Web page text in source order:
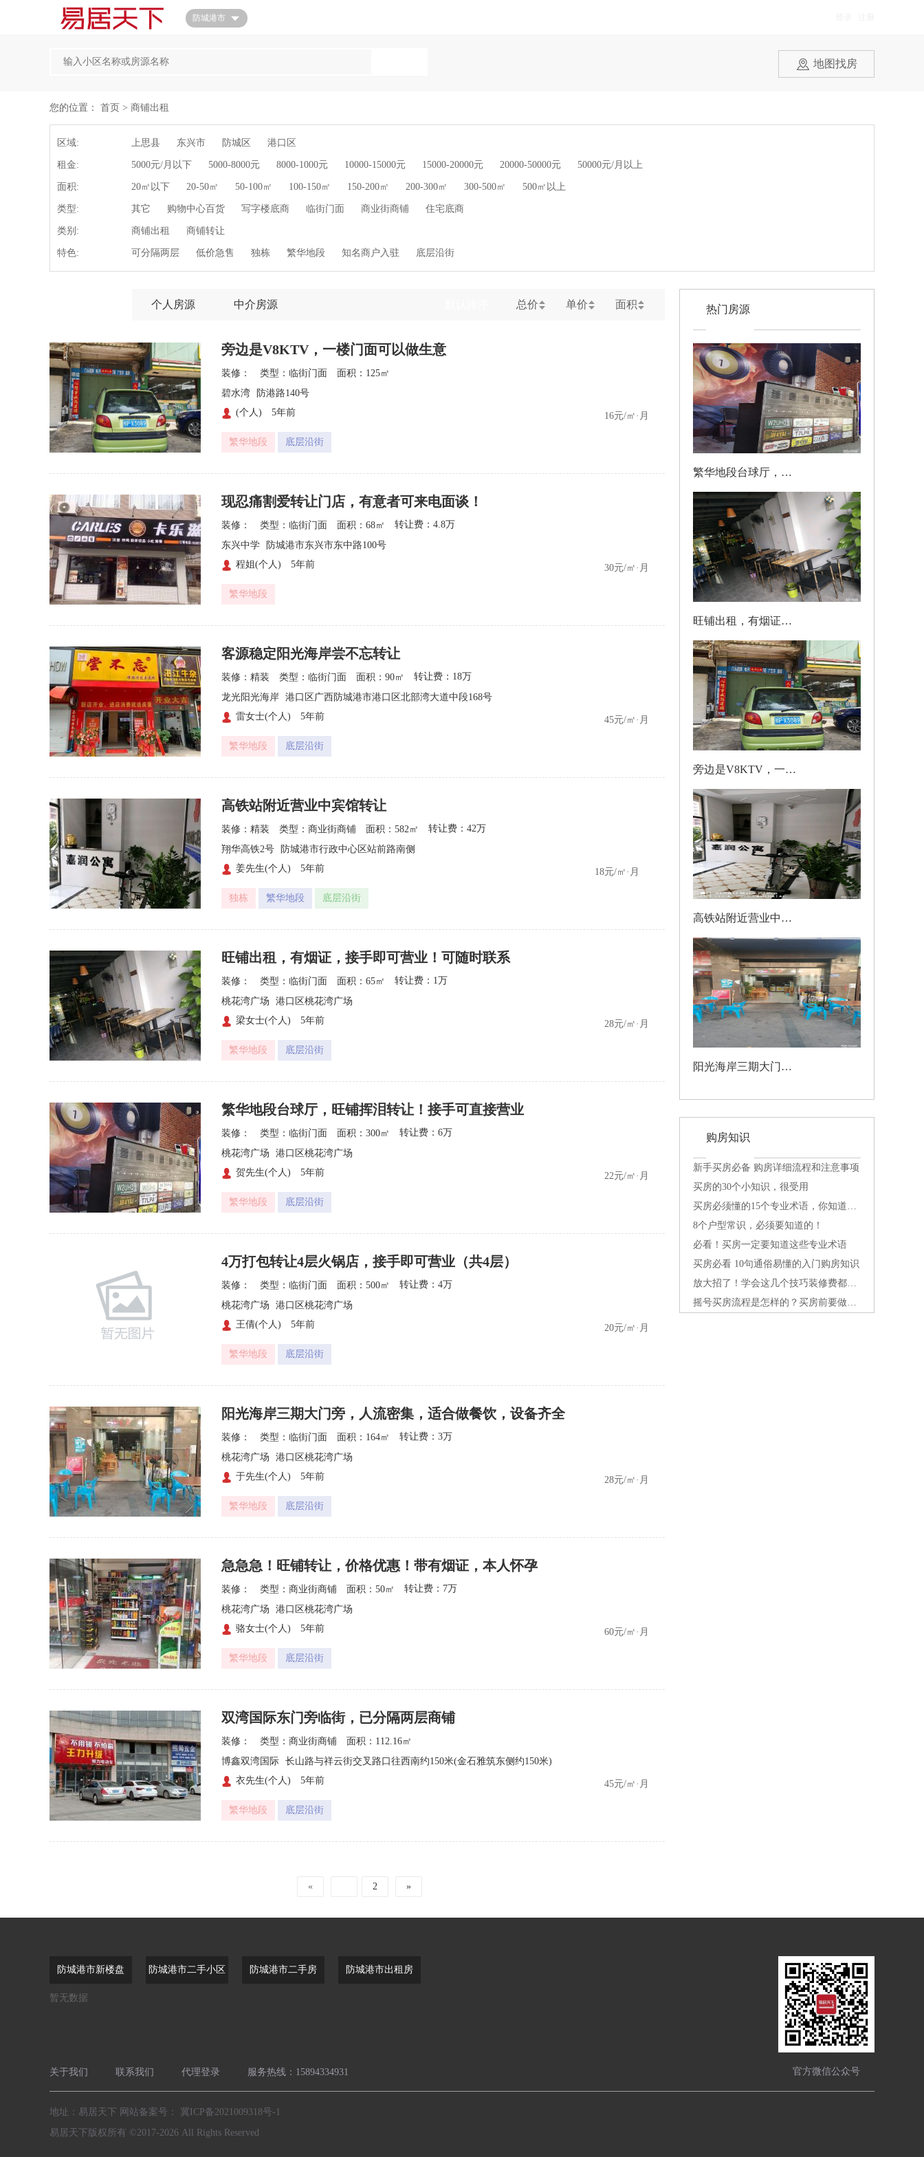
防城港市
地图找房
您的位置： 首页 > 商铺出租
区域: 上思县 东兴市 防城区 港口区
租金: 5000元/月以下 5000-8000元 8000-1000元 10000-15000元 15000-20000元 20000-50000元 50000元/月以上
面积: 20㎡以下 20-50㎡ 50-100㎡ 100-150㎡ 150-200㎡ 200-300㎡ 300-500㎡ 500㎡以上
类型: 其它 购物中心百货 写字楼底商 临街门面 商业街商铺 住宅底商
类别: 商铺出租 商铺转让
特色: 可分隔两层 低价急售 独栋 繁华地段 知名商户入驻 底层沿街
个人房源 中介房源 总价 单价 面积
旁边是V8KTV，一楼门面可以做生意
装修： 类型：临街门面
面积：125㎡
碧水湾
防港路140号
 (个人) 5年前
繁华地段 底层沿街
16元/㎡·月
现忍痛割爱转让门店，有意者可来电面谈！
装修： 类型：临街门面 面积：68㎡
转让费：4.8万
东兴中学
防城港市东兴市东中路100号
 程姐(个人) 5年前
繁华地段
30元/㎡·月
客源稳定阳光海岸尝不忘转让
装修：精装 类型：临街门面 面积：90㎡
转让费：18万
龙光阳光海岸 港口区广西防城港市港口区北部湾大道中段168号
 雷女士(个人) 5年前
繁华地段 底层沿街
45元/㎡·月
高铁站附近营业中宾馆转让
装修：精装 类型：商业街商铺 面积：582㎡
转让费：42万
翔华高铁2号
防城港市行政中心区站前路南侧
 姜先生(个人) 5年前
独栋 繁华地段 底层沿街
18元/㎡·月
旺铺出租，有烟证，接手即可营业！可随时联系
装修： 类型：临街门面 面积：65㎡
转让费：1万
桃花湾广场
港口区桃花湾广场
 梁女士(个人) 5年前
繁华地段 底层沿街
28元/㎡·月
繁华地段台球厅，旺铺挥泪转让！接手可直接营业
装修： 类型：临街门面 面积：300㎡
转让费：6万
桃花湾广场
港口区桃花湾广场
 贺先生(个人) 5年前
繁华地段 底层沿街
22元/㎡·月
4万打包转让4层火锅店，接手即可营业（共4层）
装修： 类型：临街门面 面积：500㎡
转让费：4万
桃花湾广场
港口区桃花湾广场
 王倩(个人) 5年前
繁华地段 底层沿街
20元/㎡·月
阳光海岸三期大门旁，人流密集，适合做餐饮，设备齐全
装修： 类型：临街门面 面积：164㎡
转让费：3万
桃花湾广场
港口区桃花湾广场
 于先生(个人) 5年前
繁华地段 底层沿街
28元/㎡·月
急急急！旺铺转让，价格优惠！带有烟证，本人怀孕
装修： 类型：商业街商铺 面积：50㎡
转让费：7万
桃花湾广场
港口区桃花湾广场
 骆女士(个人) 5年前
繁华地段 底层沿街
60元/㎡·月
双湾国际东门旁临街，已分隔两层商铺
装修： 类型：商业街商铺
面积：112.16㎡
博鑫双湾国际 长山路与祥云街交叉路口往西南约150米(金石雅筑东侧约150米)
 衣先生(个人) 5年前
繁华地段 底层沿街
45元/㎡·月
« 2 »
热门房源
繁华地段台球厅，旺铺挥泪转让！接手可直接营业
旺铺出租，有烟证，接手即可营业！可随时联系
旁边是V8KTV，一楼门面可以做生意
高铁站附近营业中宾馆转让
阳光海岸三期大门旁，人流密集，适合做餐饮，设备齐全
购房知识
新手买房必备 购房详细流程和注意事项
买房的30个小知识，很受用
买房必须懂的15个专业术语，你知道几个？
8个户型常识，必须要知道的！
必看！买房一定要知道这些专业术语
买房必看 10句通俗易懂的入门购房知识
放大招了！学会这几个技巧装修费都省出来了
摇号买房流程是怎样的？买房前要做哪些准备
防城港市新楼盘 防城港市二手小区 防城港市二手房 防城港市出租房
暂无数据
关于我们 联系我们 代理登录 服务热线：15894334931 官方微信公众号
地址：易居天下 网站备案号： 冀ICP备2021009318号-1
易居天下版权所有 ©2017-2026 All Rights Reserved